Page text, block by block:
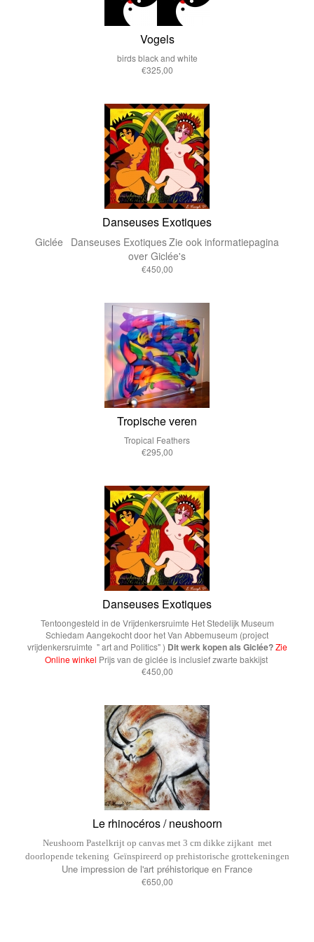
Vogels
birds black and white
€325,00
Danseuses Exotiques
Giclée Danseuses ExotiquesZie ook informatiepagina
over Giclée's
€450,00
Tropische veren
Tropical Feathers
€295,00
Danseuses Exotiques
Tentoongesteld in de Vrijdenkersruimte Het Stedelijk Museum
Schiedam Aangekocht door het Van Abbemuseum (project
vrijdenkersruimte " art and Politics" ) Dit werk kopen als Giclée? Zie
Online winkel Prijs van de giclée is inclusief zwarte bakkijst
€450,00
Le rhinocéros / neushoorn
Neushoorn Pastelkrijt op canvas met 3 cm dikke zijkant met
doorlopende tekening Geïnspireerd op prehistorische grottekeningen
Une impression de l'art préhistorique en France
€650,00